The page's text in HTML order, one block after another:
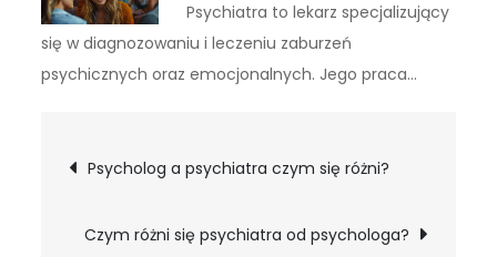
Psychiatra to lekarz specjalizujący
się w diagnozowaniu i leczeniu zaburzeń
psychicznych oraz emocjonalnych. Jego praca…
Nawigacja
wpisu
Psycholog a psychiatra czym się różni?
Czym różni się psychiatra od psychologa?